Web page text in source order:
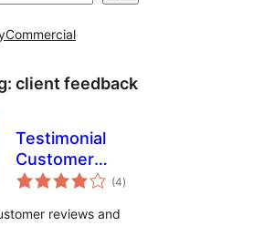
Commercial
client feedback
Testimonial
Customer
Feedback
(4total
ratings
)
reviews and